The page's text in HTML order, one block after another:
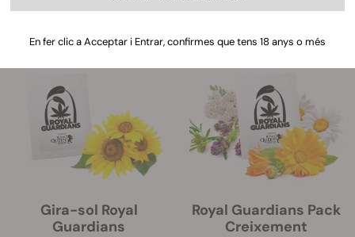
Gira-sol Royal
Guardians
Royal Guardians Pack
Creixement
En fer clic a Acceptar i Entrar, confirmes que tens 18 anys o més